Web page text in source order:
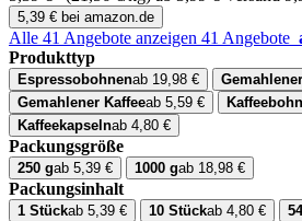
5,39 € bei amazon.de
Alle 41 Angebote anzeigen 41 Angebote
Produkttyp
Espressobohnenab 19,98 €
Gemahlener Kaffeeab 5,59 €
Kaffeekapselnab 4,80 €
Packungsgröße
250 gab 5,39 € 1000 gab 18,98 €
Packungsinhalt
1 Stückab 5,39 € 10 Stückab 4,80 €